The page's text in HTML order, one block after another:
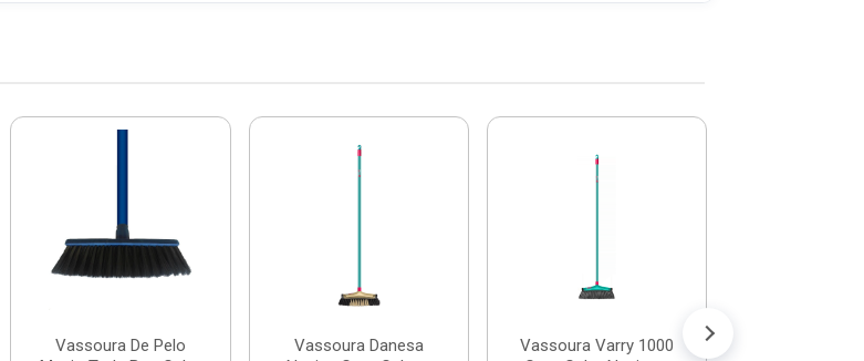
Vassoura De Pelo
Vassoura Danesa
Vassoura Varry 1000